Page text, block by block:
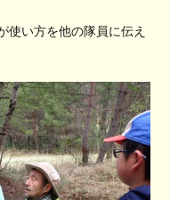
使い方を他の隊員に伝え